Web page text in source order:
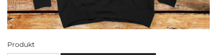
Produkt